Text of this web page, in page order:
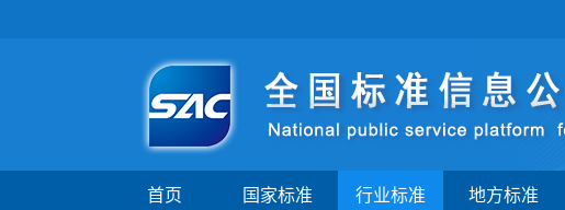
首页 国家标准 行业标准 地方标准